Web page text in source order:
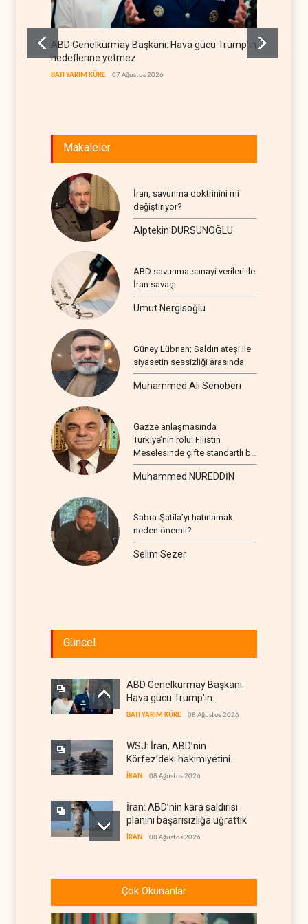
ABD Genelkurmay Başkanı: Hava gücü Trump'ın
hedeflerine yetmez
BATI YARIM KÜRE 07 Ağustos 2026
Makaleler
İran, savunma doktrinini mi
değiştiriyor?
Alptekin DURSUNOĞLU
ABD savunma sanayi verileri ile
İran savaşı
Umut Nergisoğlu
Güney Lübnan; Saldırı ateşi ile
siyasetin sessizliği arasında
Muhammed Ali Senoberi
Gazze anlaşmasında
Türkiye’nin rolü: Filistin
Meselesinde çifte standartlı bir
seyir
Muhammed NUREDDİN
Sabra-Şatila’yı hatırlamak
neden önemli?
Selim Sezer
Güncel
ABD Genelkurmay Başkanı:
Hava gücü Trump'ın
hedeflerine yetmez
BATI YARIM KÜRE 08 Ağustos 2026
WSJ: İran, ABD’nin
Körfez’deki hakimiyetini
sona erdiriyor
İRAN 08 Ağustos 2026
İran: ABD’nin kara saldırısı
planını başarısızlığa uğrattık
İRAN 08 Ağustos 2026
‘silahsızlandırılmasını’ kim
denetleyecek?
Çok Okunanlar